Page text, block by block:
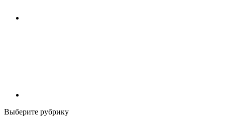
Выберите рубрику